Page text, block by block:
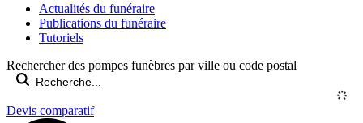
Actualités du funéraire
Publications du funéraire
Tutoriels
Rechercher des pompes funèbres par ville ou code postal
Devis comparatif